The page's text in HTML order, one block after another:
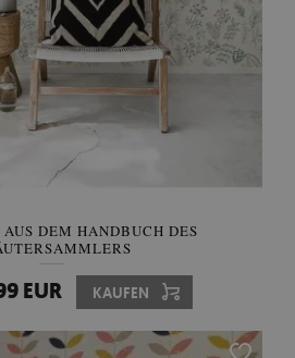
DEM HANDBUCH DES
EUR KAUFEN